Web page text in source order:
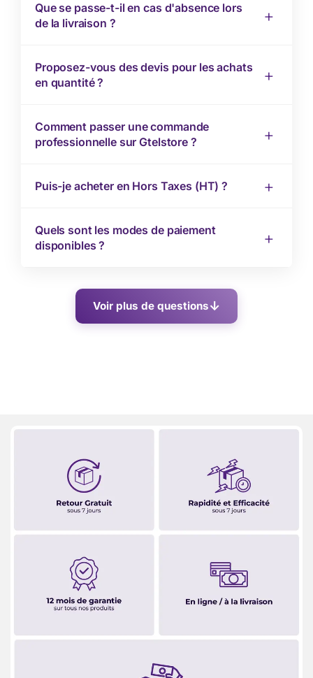
Que se passe-t-il en cas d'absence lors
de la livraison ?
Proposez-vous des devis pour les achats
en quantité ?
Comment passer une commande
professionnelle sur Gtelstore ?
Puis-je acheter en Hors Taxes (HT) ?
Quels sont les modes de paiement
disponibles ?
Voir plus de questions